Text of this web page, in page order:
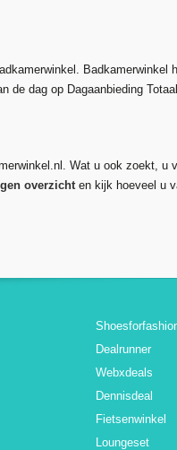
Badkamerwinkel
de dag op Dagaanbieding
Wat u ook zoekt, u
overzichten kijk hoeveel u
Dealrunner
Webxdeals
Dennisdeal
Fietsenwinkel
Loungeset